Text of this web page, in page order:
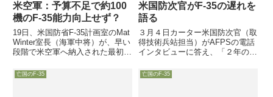
米空軍：予算不足で約100
機のF-35能力向上せず？
19日、米国防省F-35計画室のMat
Winter室長（海軍中将）が、早い
段階で米空軍へ納入された最初期
約100機のF-35について、今後完
成版ソフトでF-35の最大性能を発
米国防次官がF-35の遅れを
語る
３月４日カーター米国防次官（取
得技術兵站担当）がAFPSの電話
インタビューに答え、「２年の計
画についてコメントしました
亡国のF-35 亡国のF-35